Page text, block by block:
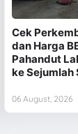
Cek
dan Harga
Pahandut
ke Sejumlah
06 August, 2026